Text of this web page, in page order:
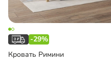
-29%
Кровать Римини